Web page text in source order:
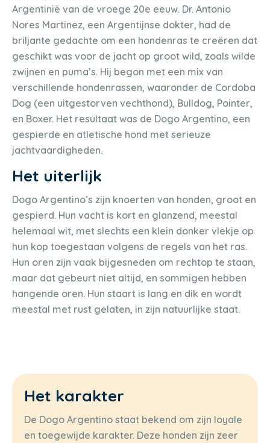
Argentinië van de vroege 20e eeuw. Dr. Antonio
Nores Martinez, een Argentijnse dokter, had de
briljante gedachte om een hondenras te creëren dat
geschikt was voor de jacht op groot wild, zoals wilde
zwijnen en puma’s. Hij begon met een mix van
verschillende hondenrassen, waaronder de Cordoba
Dog (een uitgestorven vechthond), Bulldog, Pointer,
en Boxer. Het resultaat was de Dogo Argentino, een
gespierde en atletische hond met serieuze
jachtvaardigheden.
Het uiterlijk
Dogo Argentino’s zijn knoerten van honden, groot en
gespierd. Hun vacht is kort en glanzend, meestal
helemaal wit, met slechts een klein donker vlekje op
hun kop toegestaan volgens de regels van het ras.
Hun oren zijn vaak bijgesneden om rechtop te staan,
maar dat gebeurt niet altijd, en sommigen hebben
hangende oren. Hun staart is lang en dik en wordt
meestal met rust gelaten, in zijn natuurlijke staat.
Het karakter
De Dogo Argentino staat bekend om zijn loyale
en toegewijde karakter. Deze honden zijn zeer